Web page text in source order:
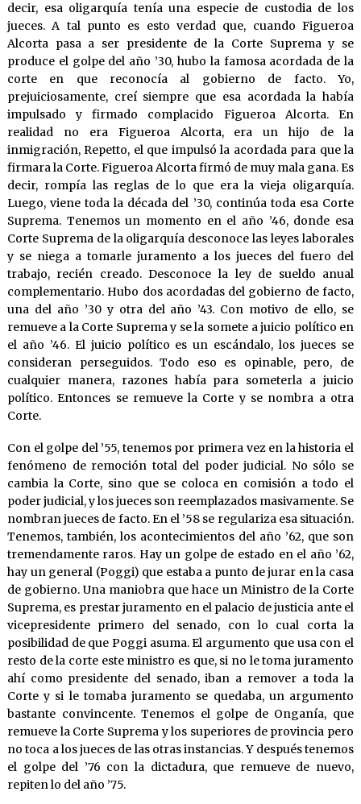
decir, esa oligarquía tenía una especie de custodia de los
jueces. A tal punto es esto verdad que, cuando Figueroa
Alcorta pasa a ser presidente de la Corte Suprema y se
produce el golpe del año ’30, hubo la famosa acordada de la
corte en que reconocía al gobierno de facto. Yo,
prejuiciosamente, creí siempre que esa acordada la había
impulsado y firmado complacido Figueroa Alcorta. En
realidad no era Figueroa Alcorta, era un hijo de la
inmigración, Repetto, el que impulsó la acordada para que la
firmara la Corte. Figueroa Alcorta firmó de muy mala gana. Es
decir, rompía las reglas de lo que era la vieja oligarquía.
Luego, viene toda la década del ’30, continúa toda esa Corte
Suprema. Tenemos un momento en el año ’46, donde esa
Corte Suprema de la oligarquía desconoce las leyes laborales
y se niega a tomarle juramento a los jueces del fuero del
trabajo, recién creado. Desconoce la ley de sueldo anual
complementario. Hubo dos acordadas del gobierno de facto,
una del año ’30 y otra del año ’43. Con motivo de ello, se
remueve a la Corte Suprema y se la somete a juicio político en
el año ’46. El juicio político es un escándalo, los jueces se
consideran perseguidos. Todo eso es opinable, pero, de
cualquier manera, razones había para someterla a juicio
político. Entonces se remueve la Corte y se nombra a otra
Corte.
Con el golpe del ’55, tenemos por primera vez en la historia el
fenómeno de remoción total del poder judicial. No sólo se
cambia la Corte, sino que se coloca en comisión a todo el
poder judicial, y los jueces son reemplazados masivamente. Se
nombran jueces de facto. En el ’58 se regulariza esa situación.
Tenemos, también, los acontecimientos del año ’62, que son
tremendamente raros. Hay un golpe de estado en el año ’62,
hay un general (Poggi) que estaba a punto de jurar en la casa
de gobierno. Una maniobra que hace un Ministro de la Corte
Suprema, es prestar juramento en el palacio de justicia ante el
vicepresidente primero del senado, con lo cual corta la
posibilidad de que Poggi asuma. El argumento que usa con el
resto de la corte este ministro es que, si no le toma juramento
ahí como presidente del senado, iban a remover a toda la
Corte y si le tomaba juramento se quedaba, un argumento
bastante convincente. Tenemos el golpe de Onganía, que
remueve la Corte Suprema y los superiores de provincia pero
no toca a los jueces de las otras instancias. Y después tenemos
el golpe del ’76 con la dictadura, que remueve de nuevo,
repiten lo del año ’75.